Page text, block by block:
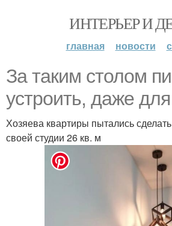
ИНТЕРЬЕР И
главная новости
За таким столом
устроить, даже
Хозяева квартиры пытались
своей студии 26 кв. м